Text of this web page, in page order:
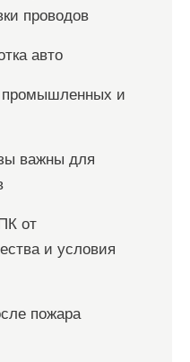
проводов
авто
промышленных и
важны для
от
и условия
пожара